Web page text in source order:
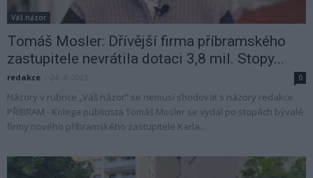
Váš názor
Tomáš Mosler: Dřívější firma příbramského
zastupitele nevrátila dotaci 3,8 mil. Stopy...
redakce 0
Názory v rubrice „Váš názor“ se nemusí shodovat s názory redakce.
PŘÍBRAM - Kolega publicista Tomáš Mosler se vydal po stopách bývalé
firmy nového příbramského zastupitele Karla...